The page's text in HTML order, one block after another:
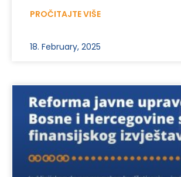
PROČITAJTE VIŠE
18. February, 2025